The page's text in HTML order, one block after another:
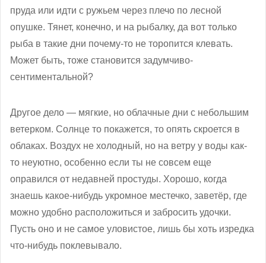
пруда или идти с ружьем через плечо по лесной
опушке. Тянет, конечно, и на рыбалку, да вот только
рыба в такие дни почему-то не торопится клевать.
Может быть, тоже становится задумчиво-
сентиментальной?
Другое дело — мягкие, но облачные дни с небольшим
ветерком. Солнце то покажется, то опять скроется в
облаках. Воздух не холодный, но на ветру у воды как-
то неуютно, особенно если ты не совсем еще
оправился от недавней простуды. Хорошо, когда
знаешь какое-нибудь укромное местечко, заветёр, где
можно удобно расположиться и забросить удочки.
Пусть оно и не самое уловистое, лишь бы хоть изредка
что-нибудь поклевывало.